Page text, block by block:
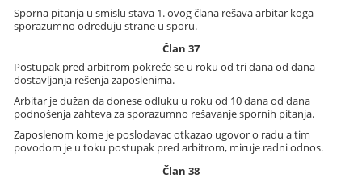
Sporna pitanja u smislu stava 1. ovog člana rešava arbitar koga
sporazumno određuju strane u sporu.
Član 37
Postupak pred arbitrom pokreće se u roku od tri dana od dana
dostavljanja rešenja zaposlenima.
Arbitar je dužan da donese odluku u roku od 10 dana od dana
podnošenja zahteva za sporazumno rešavanje spornih pitanja.
Zaposlenom kome je poslodavac otkazao ugovor o radu a tim
povodom je u toku postupak pred arbitrom, miruje radni odnos.
Član 38